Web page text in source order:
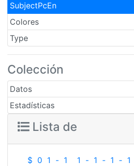
SubjectPcEn
Colores
Type
Colección
Datos
Estadísticas
Lista de
$ 0 1 - 1 1 - 1 - 1 - 1